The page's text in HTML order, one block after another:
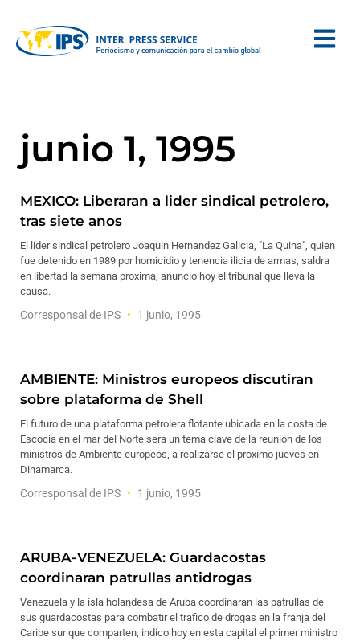
junio 1, 1995
MEXICO: Liberaran a lider sindical petrolero,
tras siete anos
El lider sindical petrolero Joaquin Hernandez Galicia, "La Quina", quien
fue detenido en 1989 por homicidio y tenencia ilicia de armas, saldra
en libertad la semana proxima, anuncio hoy el tribunal que lleva la
causa.
Corresponsal de IPS 1 junio, 1995
AMBIENTE: Ministros europeos discutiran
sobre plataforma de Shell
El futuro de una plataforma petrolera flotante ubicada en la costa de
Escocia en el mar del Norte sera un tema clave de la reunion de los
ministros de Ambiente europeos, a realizarse el proximo jueves en
Dinamarca.
Corresponsal de IPS 1 junio, 1995
ARUBA-VENEZUELA: Guardacostas
coordinaran patrullas antidrogas
Venezuela y la isla holandesa de Aruba coordinaran las patrullas de
sus guardacostas para combatir el trafico de drogas en la franja del
Caribe sur que comparten, indico hoy en esta capital el primer ministro